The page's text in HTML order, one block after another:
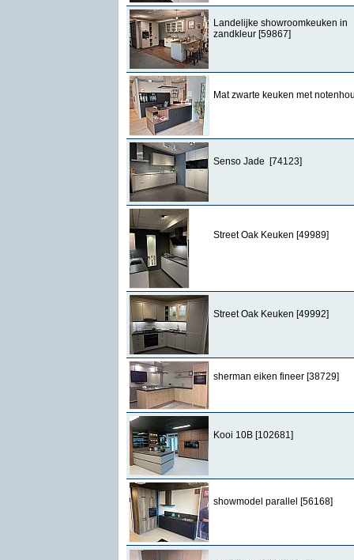
Landelijke showroomkeuken in
zandkleur [59867]
Mat zwarte keuken met
Senso Jade [74123]
Street Oak Keuken [49989]
Street Oak Keuken [49992]
sherman eiken fineer [38729]
Kooi 10B [102681]
showmodel parallel [56168]